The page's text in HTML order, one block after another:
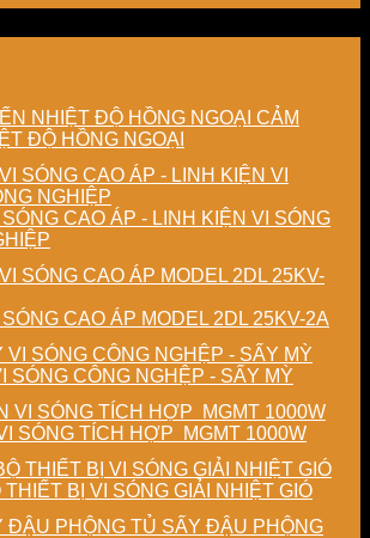
thành
sản
năng
chất
lượng
phẩm
CẢM
ĐỘ HỒNG NGOẠI
CAO ÁP - LINH KIỆN VI SÓNG
CAO ÁP MODEL 2DL 25KV-2A
SÓNG CÔNG NGHỆP - SẤY MỲ
SÓNG TÍCH HỢP MGMT 1000W
THIẾT BỊ VI SÓNG GIẢI NHIỆT GIÓ
TỦ SẤY ĐẬU PHỘNG